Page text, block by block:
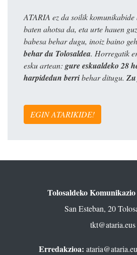
ATARIA ez da soilik
baten ahotsa da, eta urte hauen
babesa behar dugu, inoiz baino
behar du Tolosaldea. Horregatik
esku artean: gure eskualdeko 28
harpidedun berribehar ditugu. Zu
EGIN ATARIKIDE!
Tolosaldeko
San Esteban, 20
tkt@ataria.eus
Erredakzioa: